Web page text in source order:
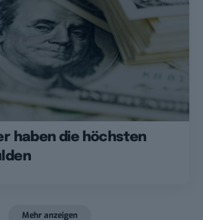
haben die höchsten
Mehr anzeigen